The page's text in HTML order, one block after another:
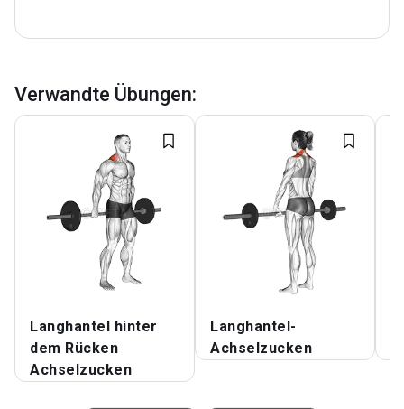
Verwandte Übungen:
Langhantel hinter
dem Rücken
Achselzucken
Langhantel-
Achselzucken